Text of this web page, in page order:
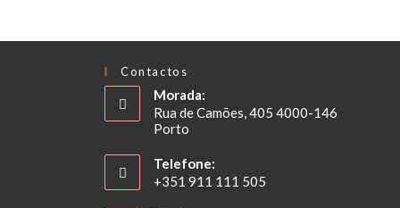
Contactos
Morada:
Rua de Camões, 405 4000-146
Porto
Telefone:
+351 911 111 505